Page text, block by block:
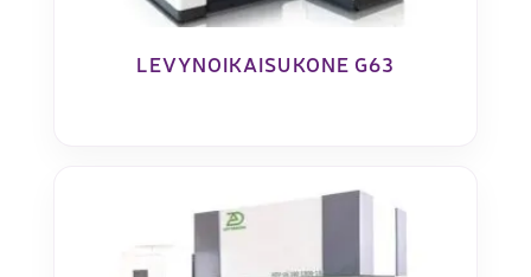
LEVYNOIKAISUKONE G63